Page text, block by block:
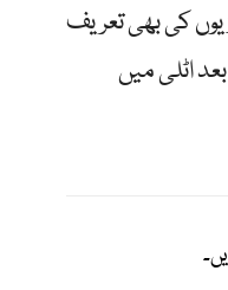
کی بھی تعریف
کپ 2020 میں کامیابی کے بعد اٹلی میں